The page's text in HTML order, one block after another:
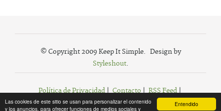
Entendido
Las cookies de este sitio se usan para personalizar el contenido
y los anuncios, para ofrecer funciones de medios sociales y
© Copyright 2009 Keep It Simple. Design by
Styleshout.
Política de Privacidad| Contacto| RSS Feed|
Agregar a Favoritos